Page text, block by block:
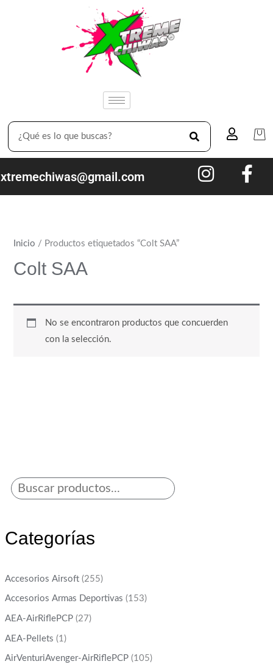
SEARCH
xtremechiwas@gmail.com
Categorías
Accesorios Airsoft (255)
Accesorios Armas Deportivas (153)
AEA-AirRiflePCP (27)
AEA-Pellets (1)
AirVenturiAvenger-AirRiflePCP (105)
Inicio / Productos etiquetados “Colt SAA”
Colt SAA
No se encontraron productos que concuerden
con la selección.